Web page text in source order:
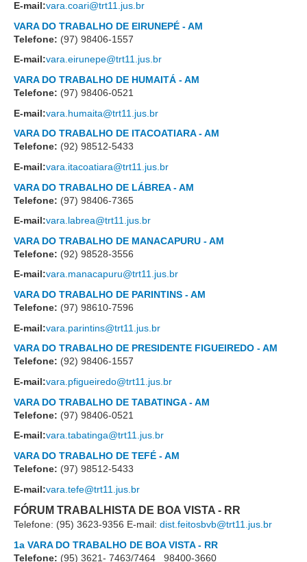
Responsabilidade Socioambiental
Comissão Permanente de Acessibilidade e Inclusão
Escola Judicial
Programa Trabalho Seguro
Coordenadoria de Saúde
Serviços
Ação Trabalhista (Atermação)
Atermação On-line - Interior de Roraima
Atermação On-line - Interior do Amazonas
Agendamento de Reclamação Verbal
Glossário
Atas de Sessões do Pleno
Audiências e Sessões
Calendário das Sessões da 1ª Turma 2026
Calendário das Sessões do Pleno e Especializadas 2026
Carta de Serviços ao Cidadão
Cartilhas
Cadastro de Peritos, Tradutores e Intérpretes
Calendários
Calendário de Eventos
E-mail:vara.coari@trt11.jus.br
VARA DO TRABALHO DE EIRUNEPÉ - AM
Telefone: (97) 98406-1557
E-mail:vara.eirunepe@trt11.jus.br
VARA DO TRABALHO DE HUMAITÁ - AM
Telefone: (97) 98406-0521
E-mail:vara.humaita@trt11.jus.br
VARA DO TRABALHO DE ITACOATIARA - AM
Telefone: (92) 98512-5433
E-mail:vara.itacoatiara@trt11.jus.br
VARA DO TRABALHO DE LÁBREA - AM
Telefone: (97) 98406-7365
E-mail:vara.labrea@trt11.jus.br
VARA DO TRABALHO DE MANACAPURU - AM
Telefone: (92) 98528-3556
E-mail:vara.manacapuru@trt11.jus.br
VARA DO TRABALHO DE PARINTINS - AM
Telefone: (97) 98610-7596
E-mail:vara.parintins@trt11.jus.br
VARA DO TRABALHO DE PRESIDENTE FIGUEIREDO - AM
Telefone: (92) 98406-1557
E-mail:vara.pfigueiredo@trt11.jus.br
VARA DO TRABALHO DE TABATINGA - AM
Telefone: (97) 98406-0521
E-mail:vara.tabatinga@trt11.jus.br
VARA DO TRABALHO DE TEFÉ - AM
Telefone: (97) 98512-5433
E-mail:vara.tefe@trt11.jus.br
FÓRUM TRABALHISTA DE BOA VISTA - RR
Telefone: (95) 3623-9356 E-mail: dist.feitosbvb@trt11.jus.br
1a VARA DO TRABALHO DE BOA VISTA - RR
Telefone: (95) 3621- 7463/7464 98400-3660